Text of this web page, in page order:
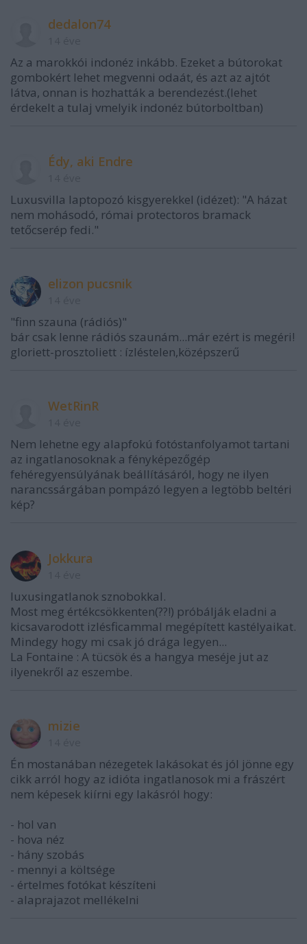
dedalon74
Az a marokkói indonéz inkább. Ezeket a bútorokat
gombokért lehet megvenni odaát, és azt az ajtót
látva, onnan is hozhatták a berendezést.(lehet
érdekelt a tulaj vmelyik indonéz bútorboltban)
Édy, aki Endre
Luxusvilla laptopozó kisgyerekkel (idézet): "A házat
nem mohásodó, római protectoros bramack
tetőcserép fedi."
elizon pucsnik
"finn szauna (rádiós)"
bár csak lenne rádiós szaunám...már ezért is megéri!
gloriett-prosztoliett : ízléstelen,középszerű
WetRinR
Nem lehetne egy alapfokú fotóstanfolyamot tartani
az ingatlanosoknak a fényképezőgép
fehéregyensúlyának beállításáról, hogy ne ilyen
narancssárgában pompázó legyen a legtöbb beltéri
kép?
Jokkura
luxusingatlanok sznobokkal.
Most meg értékcsökkenten(??!) próbálják eladni a
kicsavarodott izlésficammal megépített kastélyaikat.
Mindegy hogy mi csak jó drága legyen...
La Fontaine : A tücsök és a hangya meséje jut az
ilyenekről az eszembe.
mizie
Én mostanában nézegetek lakásokat és jól jönne egy
cikk arról hogy az idióta ingatlanosok mi a frászért
nem képesek kiírni egy lakásról hogy:
- hol van
- hova néz
- hány szobás
- mennyi a költsége
- értelmes fotókat készíteni
- alaprajazot mellékelni